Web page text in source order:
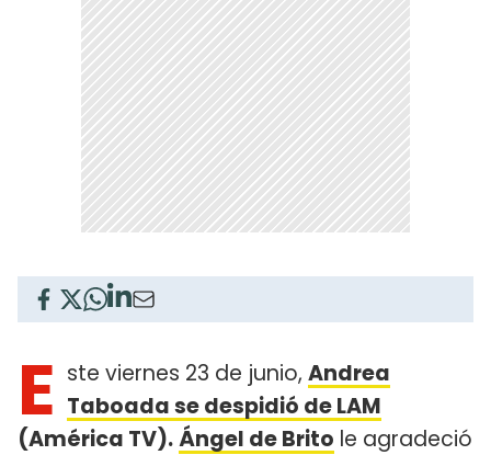
E ste viernes 23 de junio, Andrea
Taboada se despidió de LAM
(América TV).Ángel de Brito le agradeció